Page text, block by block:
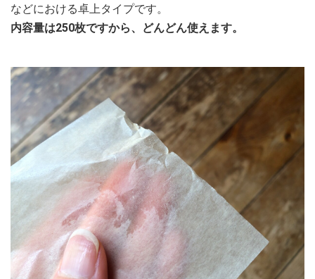
などにおける卓上タイプです。
内容量は250枚ですから、どんどん使えます。